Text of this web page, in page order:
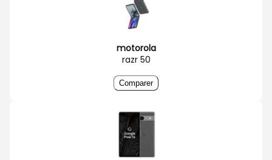
motorola
razr 50
Comparer